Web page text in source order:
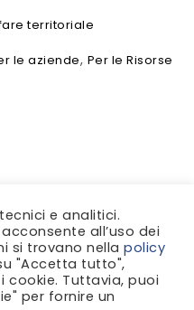
territoriale
le aziende, Per le Risorse
e analitici.
all’uso dei
si trovano nella policy
"Accetta tutto",
cookie. Tuttavia, puoi
per fornire un